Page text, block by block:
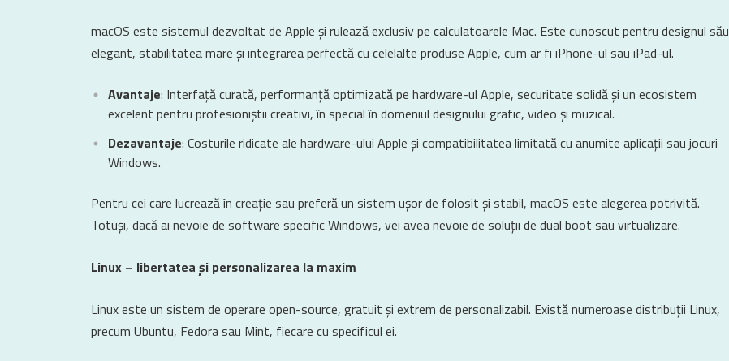
macOS este sistemul dezvoltat de Apple și rulează exclusiv pe calculatoarele Mac. Este cunoscut pentru designul său
elegant, stabilitatea mare și integrarea perfectă cu celelalte produse Apple, cum ar fi iPhone-ul sau iPad-ul.
Avantaje: Interfață curată, performanță optimizată pe hardware-ul Apple, securitate solidă și un ecosistem
excelent pentru profesioniștii creativi, în special în domeniul designului grafic, video și muzical.
Dezavantaje: Costurile ridicate ale hardware-ului Apple și compatibilitatea limitată cu anumite aplicații sau jocuri
Windows.
Pentru cei care lucrează în creație sau preferă un sistem ușor de folosit și stabil, macOS este alegerea potrivită.
Totuși, dacă ai nevoie de software specific Windows, vei avea nevoie de soluții de dual boot sau virtualizare.
Linux – libertatea și personalizarea la maxim
Linux este un sistem de operare open-source, gratuit și extrem de personalizabil. Există numeroase distribuții Linux,
precum Ubuntu, Fedora sau Mint, fiecare cu specificul ei.